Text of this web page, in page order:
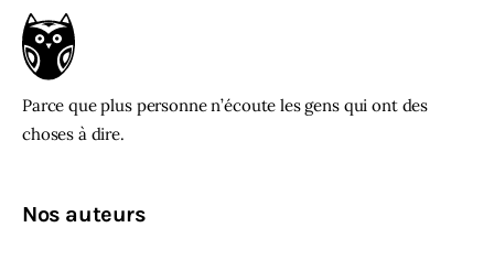
Parce que plus personne n’écoute les gens qui ont des
choses à dire.
Nos auteurs